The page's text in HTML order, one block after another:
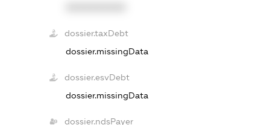
dossier.taxDebt
dossier.missingData
dossier.esvDebt
dossier.missingData
dossier.ndsPayer